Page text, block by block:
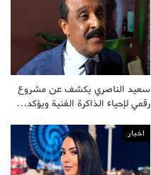
سعيد الناصري يكشف عن مشروع
رقمي لإحياء الذاكرة الفنية ويؤكد…
اخبار